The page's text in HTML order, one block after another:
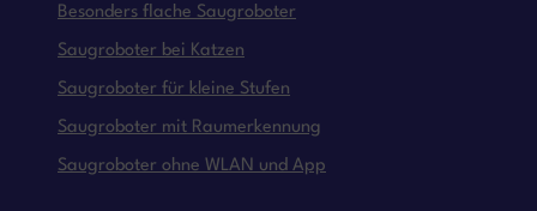
Besonders flache Saugroboter
Saugroboter bei Katzen
Saugroboter für kleine Stufen
Saugroboter mit Raumerkennung
Saugroboter ohne WLAN und App